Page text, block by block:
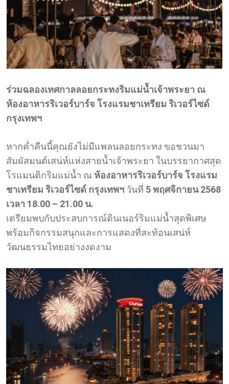
ร่วมฉลองเทศกาลลอยกระทงริมแม่น้ำเจ้าพระยา ณ
ห้องอาหารริเวอร์บาร์จ โรงแรมชาเทรียม ริเวอร์ไซด์
กรุงเทพฯ
หากค่ำคืนนี้คุณยังไม่มีแพลนลอยกระทง ขอชวนมา
สัมผัสมนต์เสน่ห์แห่งสายน้ำเจ้าพระยา ในบรรยากาศสุด
โรแมนติกริมแม่น้ำ ณ ห้องอาหารริเวอร์บาร์จ โรงแรม
ชาเทรียม ริเวอร์ไซด์ กรุงเทพฯ วันที่ 5 พฤศจิกายน 2568
เวลา 18.00 – 21.00 น.
เตรียมพบกับประสบการณ์ดินเนอร์ริมแม่น้ำสุดพิเศษ
พร้อมกิจกรรมสนุกและการแสดงที่สะท้อนเสน่ห์
วัฒนธรรมไทยอย่างงดงาม